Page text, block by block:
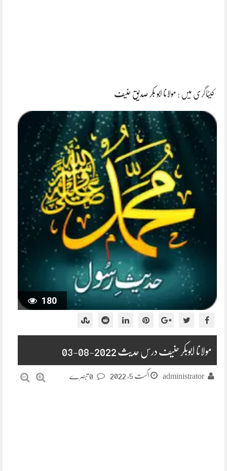
کیٹاگری میں : مولانا ابو بکر صدیق حنیف
180
مولانا ابوبکر حنیف درس حدیث 2022-08-03
administrator اگست 5, 2022